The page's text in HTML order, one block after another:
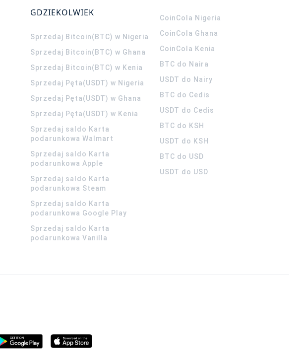
GDZIEKOLWIEK
Sprzedaj Bitcoin(BTC) w Nigeria
Sprzedaj Bitcoin(BTC) w Ghana
Sprzedaj Bitcoin(BTC) w Kenia
Sprzedaj Pęta(USDT) w Nigeria
Sprzedaj Pęta(USDT) w Ghana
Sprzedaj Pęta(USDT) w Kenia
Sprzedaj saldo Karta
podarunkowa Walmart
Sprzedaj saldo Karta
podarunkowa Apple
Sprzedaj saldo Karta
podarunkowa Steam
Sprzedaj saldo Karta
podarunkowa Google Play
Sprzedaj saldo Karta
podarunkowa Vanilla
CoinCola Nigeria
CoinCola Ghana
CoinCola Kenia
BTC do Naira
USDT do Nairy
BTC do Cedis
USDT do Cedis
BTC do KSH
USDT do KSH
BTC do USD
USDT do USD